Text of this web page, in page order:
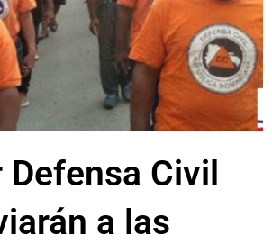
Defensa Civil
a las